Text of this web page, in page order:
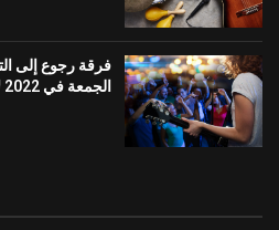
فرقة رجوع إلى
الجمعة في 2022 لإحياء الاحتفال